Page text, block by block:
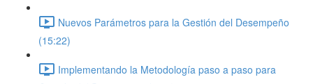
Nuevos Parámetros para la Gestión del Desempeño
(15:22)
Implementando la Metodología paso a paso para